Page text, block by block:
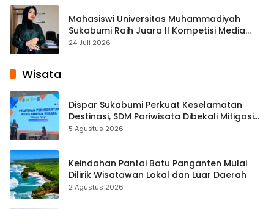
Mahasiswi Universitas Muhammadiyah
Sukabumi Raih Juara II Kompetisi Media
Pembelajaran Digital Tingkat Internasional
24 Juli 2026
Wisata
Dispar Sukabumi Perkuat Keselamatan
Destinasi, SDM Pariwisata Dibekali Mitigasi
hingga Teknik Evakuasi
5 Agustus 2026
Keindahan Pantai Batu Panganten Mulai
Dilirik Wisatawan Lokal dan Luar Daerah
2 Agustus 2026